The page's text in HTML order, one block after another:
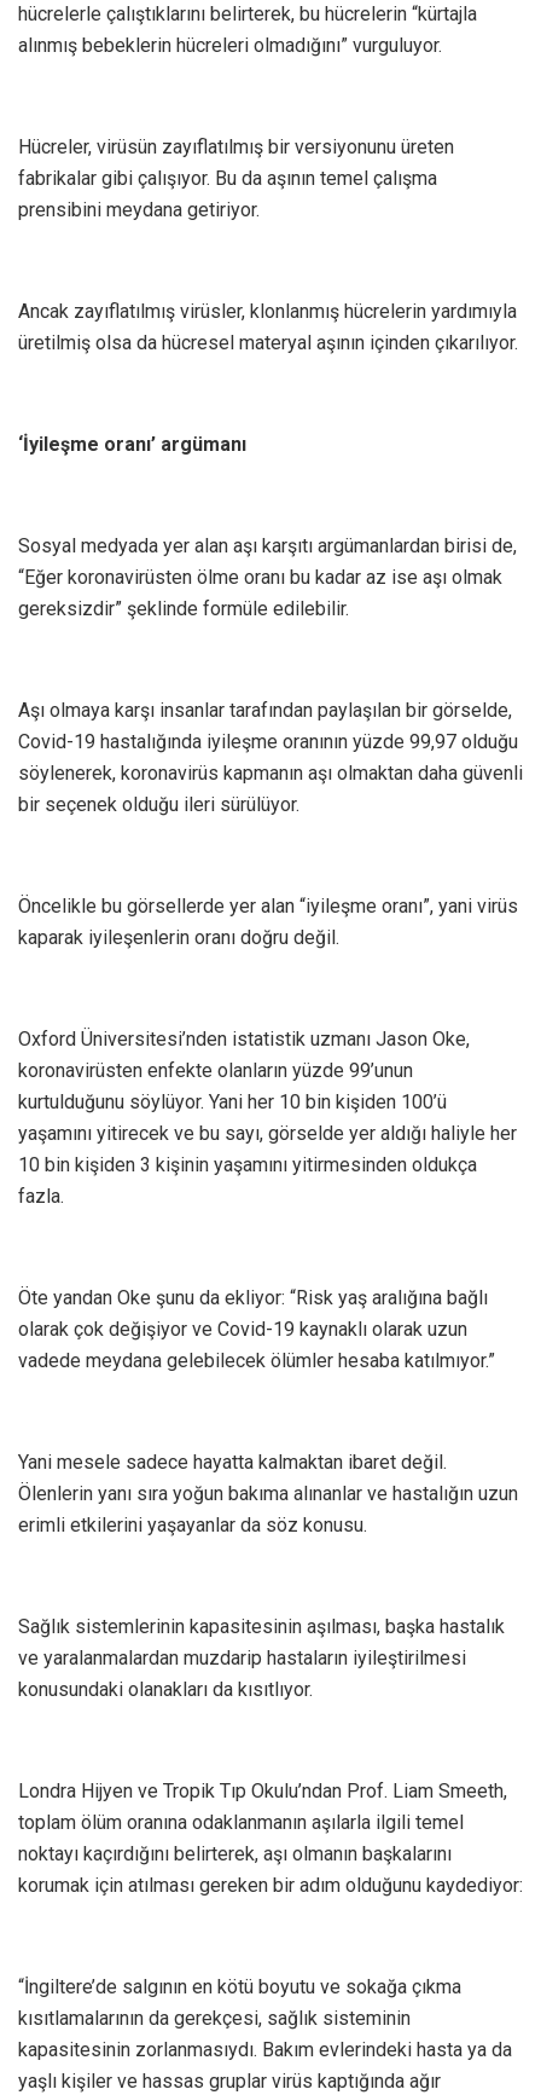
hücrelerle çalıştıklarını belirterek, bu hücrelerin “kürtajla
alınmış bebeklerin hücreleri olmadığını” vurguluyor.
Hücreler, virüsün zayıflatılmış bir versiyonunu üreten
fabrikalar gibi çalışıyor. Bu da aşının temel çalışma
prensibini meydana getiriyor.
Ancak zayıflatılmış virüsler, klonlanmış hücrelerin yardımıyla
üretilmiş olsa da hücresel materyal aşının içinden çıkarılıyor.
‘İyileşme oranı’ argümanı
Sosyal medyada yer alan aşı karşıtı argümanlardan birisi de,
“Eğer koronavirüsten ölme oranı bu kadar az ise aşı olmak
gereksizdir” şeklinde formüle edilebilir.
Aşı olmaya karşı insanlar tarafından paylaşılan bir görselde,
Covid-19 hastalığında iyileşme oranının yüzde 99,97 olduğu
söylenerek, koronavirüs kapmanın aşı olmaktan daha güvenli
bir seçenek olduğu ileri sürülüyor.
Öncelikle bu görsellerde yer alan “iyileşme oranı”, yani virüs
kaparak iyileşenlerin oranı doğru değil.
Oxford Üniversitesi’nden istatistik uzmanı Jason Oke,
koronavirüsten enfekte olanların yüzde 99’unun
kurtulduğunu söylüyor. Yani her 10 bin kişiden 100’ü
yaşamını yitirecek ve bu sayı, görselde yer aldığı haliyle her
10 bin kişiden 3 kişinin yaşamını yitirmesinden oldukça
fazla.
Öte yandan Oke şunu da ekliyor: “Risk yaş aralığına bağlı
olarak çok değişiyor ve Covid-19 kaynaklı olarak uzun
vadede meydana gelebilecek ölümler hesaba katılmıyor.”
Yani mesele sadece hayatta kalmaktan ibaret değil.
Ölenlerin yanı sıra yoğun bakıma alınanlar ve hastalığın uzun
erimli etkilerini yaşayanlar da söz konusu.
Sağlık sistemlerinin kapasitesinin aşılması, başka hastalık
ve yaralanmalardan muzdarip hastaların iyileştirilmesi
konusundaki olanakları da kısıtlıyor.
Londra Hijyen ve Tropik Tıp Okulu’ndan Prof. Liam Smeeth,
toplam ölüm oranına odaklanmanın aşılarla ilgili temel
noktayı kaçırdığını belirterek, aşı olmanın başkalarını
korumak için atılması gereken bir adım olduğunu kaydediyor:
“İngiltere’de salgının en kötü boyutu ve sokağa çıkma
kısıtlamalarının da gerekçesi, sağlık sisteminin
kapasitesinin zorlanmasıydı. Bakım evlerindeki hasta ya da
yaşlı kişiler ve hassas gruplar virüs kaptığında ağır